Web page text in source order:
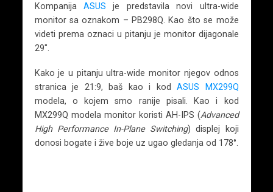
Kompanija ASUS je predstavila novi ultra-wide
monitor sa oznakom – PB298Q. Kao što se može
videti prema oznaci u pitanju je monitor dijagonale
29″.
Kako je u pitanju ultra-wide monitor njegov odnos
stranica je 21:9, baš kao i kod ASUS MX299Q
modela, o kojem smo ranije pisali. Kao i kod
MX299Q modela monitor koristi AH-IPS (Advanced
High Performance In-Plane Switching) displej koji
donosi bogate i žive boje uz ugao gledanja od 178°.